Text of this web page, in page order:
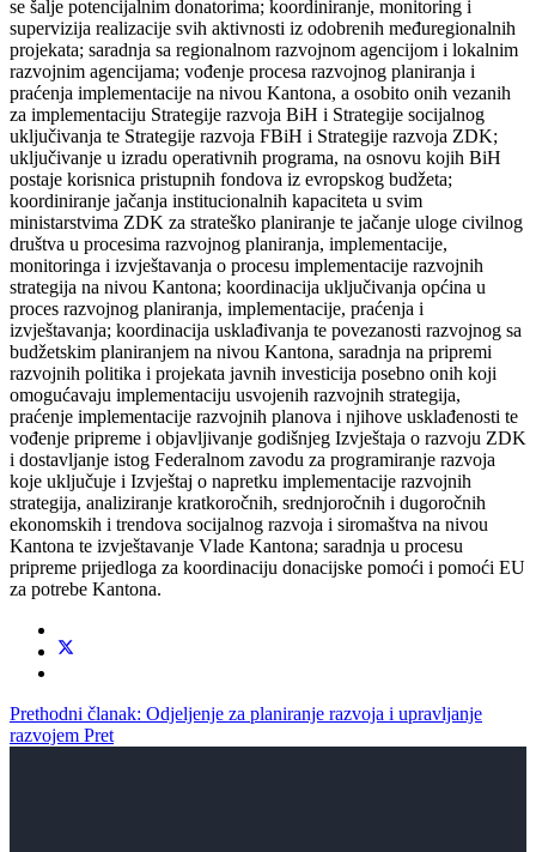
se šalje potencijalnim donatorima; koordiniranje, monitoring i
supervizija realizacije svih aktivnosti iz odobrenih međuregionalnih
projekata; saradnja sa regionalnom razvojnom agencijom i lokalnim
razvojnim agencijama; vođenje procesa razvojnog planiranja i
praćenja implementacije na nivou Kantona, a osobito onih vezanih
za implementaciju Strategije razvoja BiH i Strategije socijalnog
uključivanja te Strategije razvoja FBiH i Strategije razvoja ZDK;
uključivanje u izradu operativnih programa, na osnovu kojih BiH
postaje korisnica pristupnih fondova iz evropskog budžeta;
koordiniranje jačanja institucionalnih kapaciteta u svim
ministarstvima ZDK za strateško planiranje te jačanje uloge civilnog
društva u procesima razvojnog planiranja, implementacije,
monitoringa i izvještavanja o procesu implementacije razvojnih
strategija na nivou Kantona; koordinacija uključivanja općina u
proces razvojnog planiranja, implementacije, praćenja i
izvještavanja; koordinacija usklađivanja te povezanosti razvojnog sa
budžetskim planiranjem na nivou Kantona, saradnja na pripremi
razvojnih politika i projekata javnih investicija posebno onih koji
omogućavaju implementaciju usvojenih razvojnih strategija,
praćenje implementacije razvojnih planova i njihove usklađenosti te
vođenje pripreme i objavljivanje godišnjeg Izvještaja o razvoju ZDK
i dostavljanje istog Federalnom zavodu za programiranje razvoja
koje uključuje i Izvještaj o napretku implementacije razvojnih
strategija, analiziranje kratkoročnih, srednjoročnih i dugoročnih
ekonomskih i trendova socijalnog razvoja i siromaštva na nivou
Kantona te izvještavanje Vlade Kantona; saradnja u procesu
pripreme prijedloga za koordinaciju donacijske pomoći i pomoći EU
za potrebe Kantona.
Prethodni članak: Odjeljenje za planiranje razvoja i upravljanje
razvojem Pret